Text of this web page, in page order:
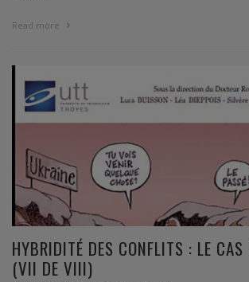
Read more
HYBRIDITÉ DES CONFLITS : LE CAS
(VII DE VIII)